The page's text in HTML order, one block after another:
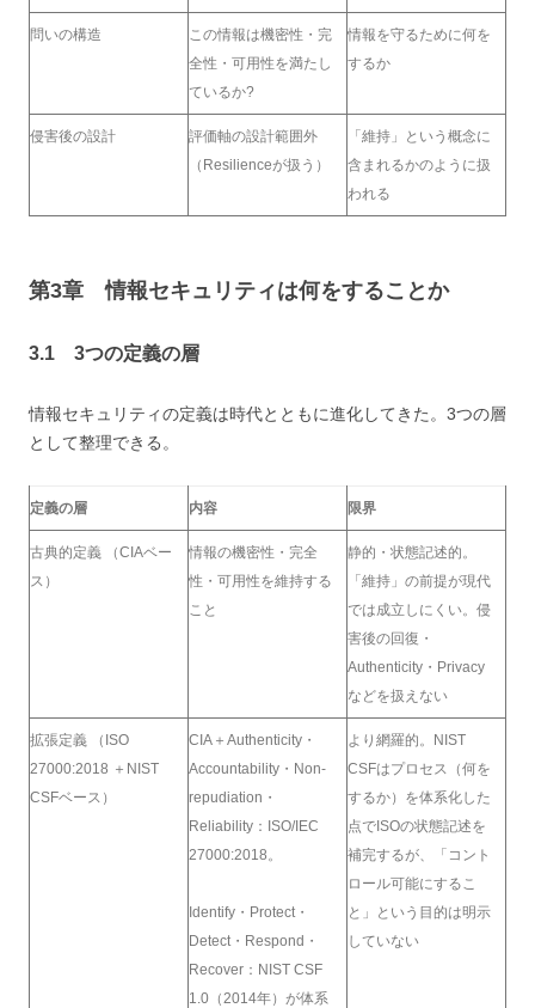
問いの構造
この情報は機密性・完
全性・可用性を満たし
ているか?
情報を守るために何を
するか
侵害後の設計
評価軸の設計範囲外
（Resilienceが扱う）
「維持」という概念に
含まれるかのように扱
われる
第3章 情報セキュリティは何をすることか
3.1 3つの定義の層
情報セキュリティの定義は時代とともに進化してきた。3つの層
として整理できる。
定義の層 内容 限界
古典的定義 （CIAベー
ス）
情報の機密性・完全
性・可用性を維持する
こと
静的・状態記述的。
「維持」の前提が現代
では成立しにくい。侵
害後の回復・
Authenticity・Privacy
などを扱えない
拡張定義 （ISO
27000:2018 ＋NIST
CSFベース）
CIA＋Authenticity・
Accountability・Non-
repudiation・
Reliability：ISO/IEC
27000:2018。
Identify・Protect・
Detect・Respond・
Recover：NIST CSF
1.0（2014年）が体系
より網羅的。NIST
CSFはプロセス（何を
するか）を体系化した
点でISOの状態記述を
補完するが、「コント
ロール可能にするこ
と」という目的は明示
していない